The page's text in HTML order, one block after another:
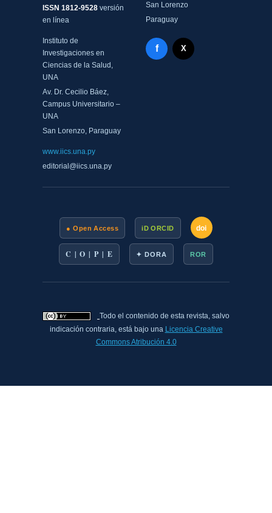
ISSN 1812-9528 versión
en línea
Instituto de
Investigaciones en
Ciencias de la Salud,
UNA
Av. Dr. Cecilio Báez,
Campus Universitario –
UNA
San Lorenzo, Paraguay
www.iics.una.py
editorial@iics.una.py
San Lorenzo
Paraguay
Facebook - Memorias del
f X Twitter - MIICS UNA
X
● Open Access iD ORCID doi
C | O | P | E ✦ DORA ROR
Todo el contenido de esta revista, salvo
indicación contraria, está bajo una Licencia Creative
Commons Atribución 4.0